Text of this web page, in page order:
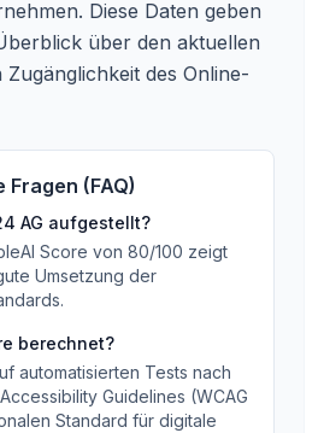
Diese Daten geben
über den aktuellen
Zugänglichkeit des Online-
(FAQ)
AG aufgestellt?
Score von 80/100 zeigt
Umsetzung der
.
berechnet?
automatisierten Tests nach
Guidelines (WCAG
Standard für digitale